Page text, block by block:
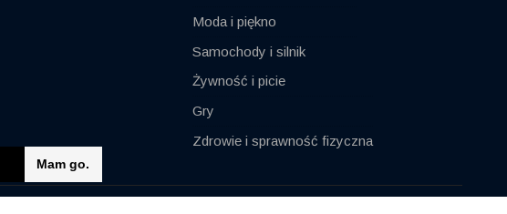
Mam go.
Moda i piękno
Samochody i silnik
Żywność i picie
Gry
Zdrowie i sprawność fizyczna